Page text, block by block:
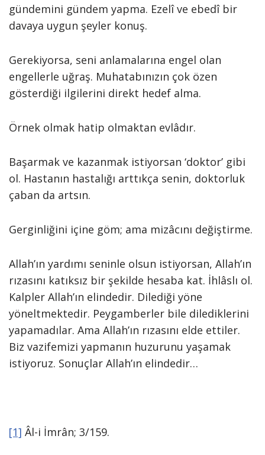
gündemini gündem yapma. Ezelî ve ebedî bir
davaya uygun şeyler konuş.
Gerekiyorsa, seni anlamalarına engel olan
engellerle uğraş. Muhatabınızın çok özen
gösterdiği ilgilerini direkt hedef alma.
Örnek olmak hatip olmaktan evlâdır.
Başarmak ve kazanmak istiyorsan ‘doktor’ gibi
ol. Hastanın hastalığı arttıkça senin, doktorluk
çaban da artsın.
Gerginliğini içine göm; ama mizâcını değiştirme.
Allah’ın yardımı seninle olsun istiyorsan, Allah’ın
rızasını katıksız bir şekilde hesaba kat. İhlâslı ol.
Kalpler Allah’ın elindedir. Dilediği yöne
yöneltmektedir. Peygamberler bile dilediklerini
yapamadılar. Ama Allah’ın rızasını elde ettiler.
Biz vazifemizi yapmanın huzurunu yaşamak
istiyoruz. Sonuçlar Allah’ın elindedir…
[1] Âl-i İmrân; 3/159.